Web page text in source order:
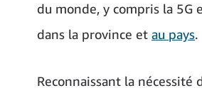
du monde, y compris la
dans la province et au pays.
Reconnaissant la